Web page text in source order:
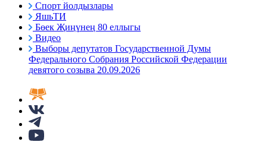
Спорт йолдызлары
ЯшьТИ
Бөек Җиңүнең 80 еллыгы
Видео
Выборы депутатов Государственной Думы
Федерального Собрания Российской Федерации
девятого созыва 20.09.2026